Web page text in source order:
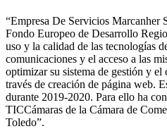
“Empresa De Servicios Marcanher
Fondo Europeo de Desarrollo
uso y la calidad de las tecnologías
comunicaciones y el acceso a las
optimizar su sistema de gestión y el
través de creación de página web.
durante 2019-2020. Para ello ha
TICCámaras de la Cámara de
Toledo”.